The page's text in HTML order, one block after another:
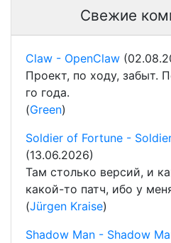
Свежие
Claw - OpenClaw
Проект, по ходу, забыт.
го года.
(Green)
Soldier of Fortune -
(13.06.2026)
Там столько версий, и
какой-то патч, ибо у
(Jürgen Kraise)
Shadow Man - Shadow